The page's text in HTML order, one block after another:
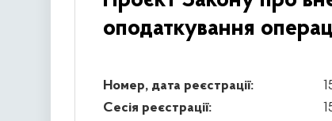
оподаткування
Номер, дата реєстрації:
Сесія реєстрації: